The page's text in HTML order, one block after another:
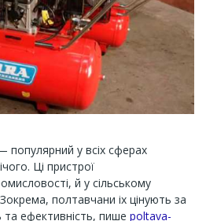
у всіх сферах
Ці пристрої
й у сільському
полтавчани іх цінують за
та ефективність, пише poltava-